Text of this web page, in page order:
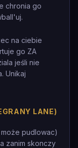
chronia go
na ciebie
go ZA
jeśli nie
Unikaj
LANE)
pudlowac)
zanim skonczy